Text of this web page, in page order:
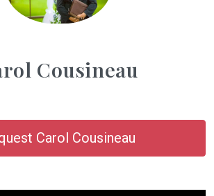
Cousineau
Carol Cousineau